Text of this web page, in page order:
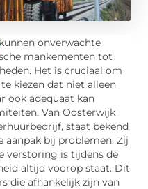
kunnen onverwachte
mankementen tot
Het is cruciaal om
kiezen dat niet alleen
ook adequaat kan
Van Oosterwijk
staat bekend
aanpak bij problemen. Zij
verstoring is tijdens de
altijd voorop staat. Dit
die afhankelijk zijn van